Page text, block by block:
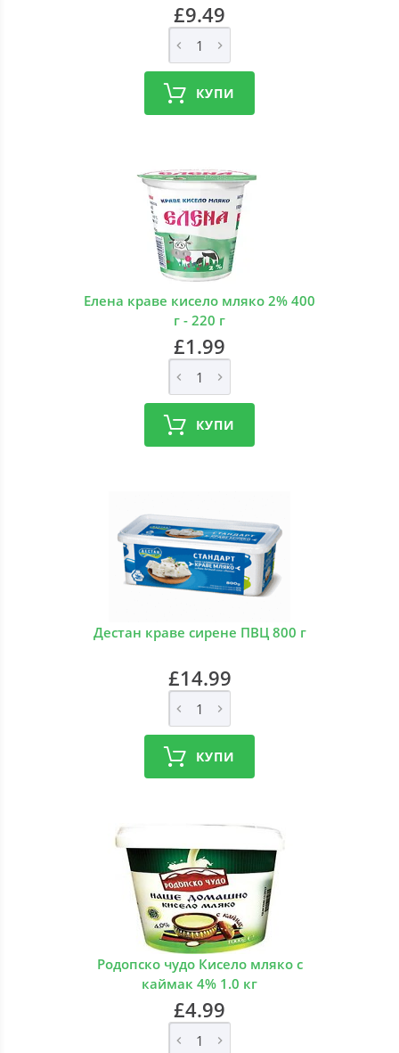
£9.49
КУПИ
Елена краве кисело мляко 2% 400
г - 220 г
£1.99
КУПИ
Дестан краве сирене ПВЦ 800 г
£14.99
КУПИ
Родопско чудо Кисело мляко с
каймак 4% 1.0 кг
£4.99